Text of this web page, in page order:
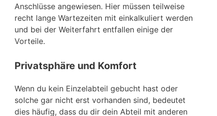
Anschlüsse angewiesen. Hier müssen teilweise
recht lange Wartezeiten mit einkalkuliert werden
und bei der Weiterfahrt entfallen einige der
Vorteile.
Privatsphäre und Komfort
Wenn du kein Einzelabteil gebucht hast oder
solche gar nicht erst vorhanden sind, bedeutet
dies häufig, dass du dir dein Abteil mit anderen